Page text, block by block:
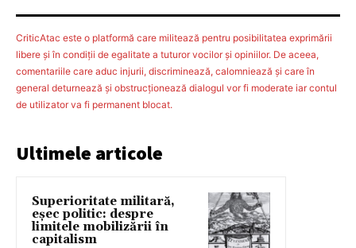
CriticAtac este o platformă care militează pentru posibilitatea exprimării
libere şi în condiţii de egalitate a tuturor vocilor şi opiniilor. De aceea,
comentariile care aduc injurii, discriminează, calomniează şi care în
general deturnează şi obstrucţionează dialogul vor fi moderate iar contul
de utilizator va fi permanent blocat.
Ultimele articole
Superioritate militară,
eșec politic: despre
limitele mobilizării în
capitalism